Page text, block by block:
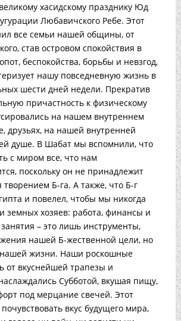
хасидскому празднику Юд
Любавичского Ребе. Этот
все семьи нашей общины, от
став островом спокойствия в
беспокойства, борьбы и невзгод,
нашу повседневную жизнь в
шести дней недели. Прекратив
причастность к физическому
на нашем внутреннем
друзьях, на нашей внутренней
душе. В Шабат мы вспомнили, что
с миром все, что нам
поскольку он не принадлежит
творением Б-га. А также, что Б-г
и повелел, чтобы мы никогда
земных хозяев: работа, финансы и
– это лишь инструменты,
нашей Б-жественной цели, но
нашей жизни. Наши роскошные
от вкуснейшей трапезы и
Субботой, вкушая пищу,
под мерцание свечей. Этот
вкус будущего мира,